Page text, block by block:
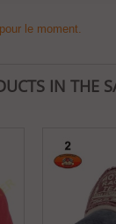
le moment.
IN THE